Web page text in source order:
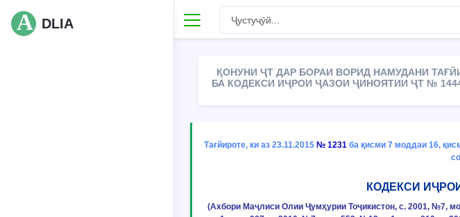
DLIA
ҚОНУНИ ҶТ ДАР БОРАИ ВОРИД НАМУДАНИ
БА КОДЕКСИ ИҶРОИ ҶАЗОИ ҶИНОЯТИИ ҶТ № 1444
Тағйироте, ки аз 23.11.2015 № 1231ба қисми 7 моддаи 16,
КОДЕКСИ
(Ахбори Маҷлиси Олии Ҷумҳурии Тоҷикистон, с. 2001, №7,